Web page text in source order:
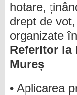
hotare,
drept de
organizate
Referitor la
Mureș
• Aplicarea